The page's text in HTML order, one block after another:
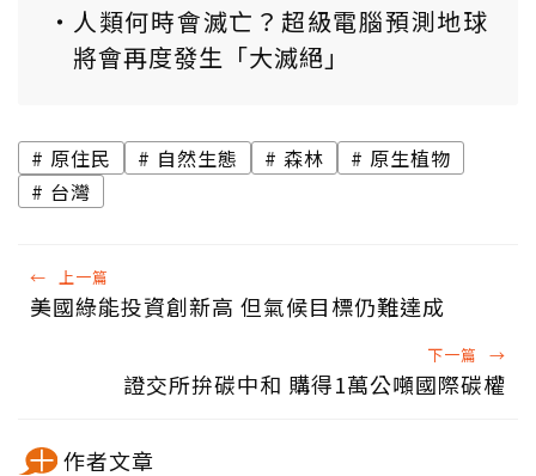
人類何時會滅亡？超級電腦預測地球
將會再度發生「大滅絕」
原住民 自然生態 森林
原生植物
台灣
← 上一篇
美國綠能投資創新高 但氣候目標仍難達成
下一篇 →
證交所拚碳中和 購得1萬公噸國際碳權
作者文章